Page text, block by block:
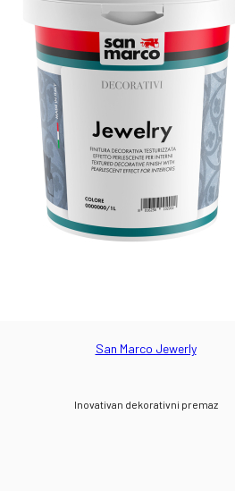
San Marco Jewerly
Inovativan dekorativni premaz